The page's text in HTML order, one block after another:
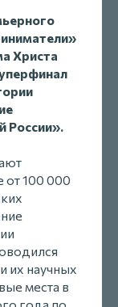
Христа
России».
от 100 000
их научных
места в